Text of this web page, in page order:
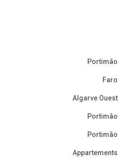
Portimão
Faro
Algarve Ouest
Portimão
Portimão
Appartements